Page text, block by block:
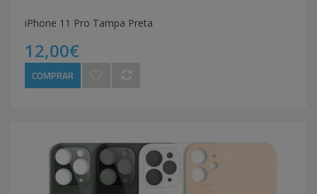
iPhone 11 Pro Tampa Preta
12,00€
COMPRAR